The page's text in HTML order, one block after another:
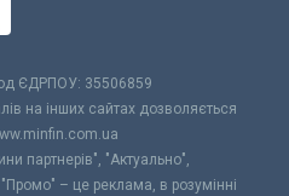
ЄДРПОУ: 35506859
на інших сайтах дозволяється
партнерів", "Актуально",
– це реклама, в розумінні